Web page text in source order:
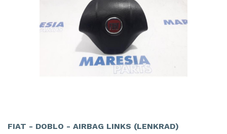
FIAT - DOBLO - AIRBAG LINKS (LENKRAD)